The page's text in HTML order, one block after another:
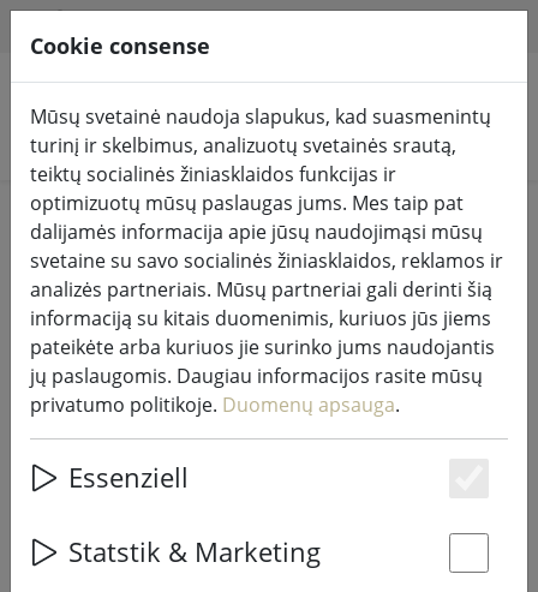
Ieškoti produktų
Home Gyvenimas Namų aksesuarai
KJ Collection paveikslo rėmelis
aliuminis/stiklas 15 x 10 cm
Cookie consense
Mūsų svetainė naudoja slapukus, kad suasmenintų
turinį ir skelbimus, analizuotų svetainės srautą,
teiktų socialinės žiniasklaidos funkcijas ir
optimizuotų mūsų paslaugas jums. Mes taip pat
dalijamės informacija apie jūsų naudojimąsi mūsų
svetaine su savo socialinės žiniasklaidos, reklamos ir
analizės partneriais. Mūsų partneriai gali derinti šią
informaciją su kitais duomenimis, kuriuos jūs jiems
pateikėte arba kuriuos jie surinko jums naudojantis
jų paslaugomis. Daugiau informacijos rasite mūsų
privatumo politikoje. Duomenų apsauga.
Essenziell
Statstik & Marketing